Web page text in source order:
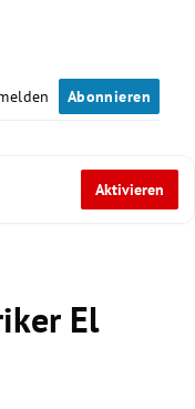
Abonnieren
Aktivieren
El